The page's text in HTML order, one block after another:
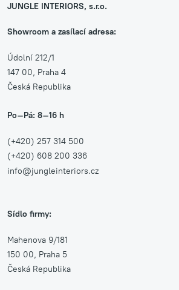
JUNGLE INTERIORS, s.r.o.
Showroom a zasílací adresa:
Údolní 212/1
147 00, Praha 4
Česká Republika
Po–Pá: 8–16 h
(+420) 257 314 500
(+420) 608 200 336
info@jungleinteriors.cz
Sídlo firmy:
Mahenova 9/181
150 00, Praha 5
Česká Republika